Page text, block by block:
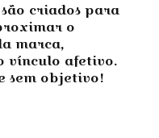
são criados para
o
marca,
vínculo afetivo.
sem objetivo!